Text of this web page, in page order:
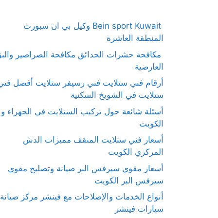
Bein sport Kuwait وكيل بي ان سبورت
المنطقة العاشرة
مكافحة حشرات الحدائق مكافحة الصراصير
العارضية
أرقام فني ستلايت فني رسيفر ستلايت أفضل
ستلايت في الشويخ السكنية
أسئلة شائعة حول تركيب الستلايت في الجهراء و
الكويت
أسعار فني ستلايت المنقف مميزات الدش
المركزي الكويت
أسعار مقوي سيرفس البر صيانة وتصليح مقوي
سيرفس البر الكويت
أنواع الخدمات والإصلاحات مع فينشر مركز صيانة
سيارات فينشر